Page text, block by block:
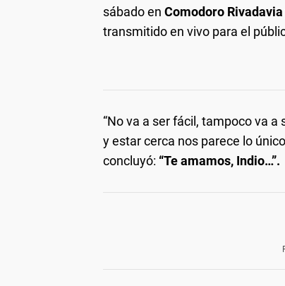
sábado en Comodoro Rivadavia
transmitido en vivo para el
“No va a ser fácil, tampoco va
y estar cerca nos parece lo
concluyó: “Te amamos, Indio…”.